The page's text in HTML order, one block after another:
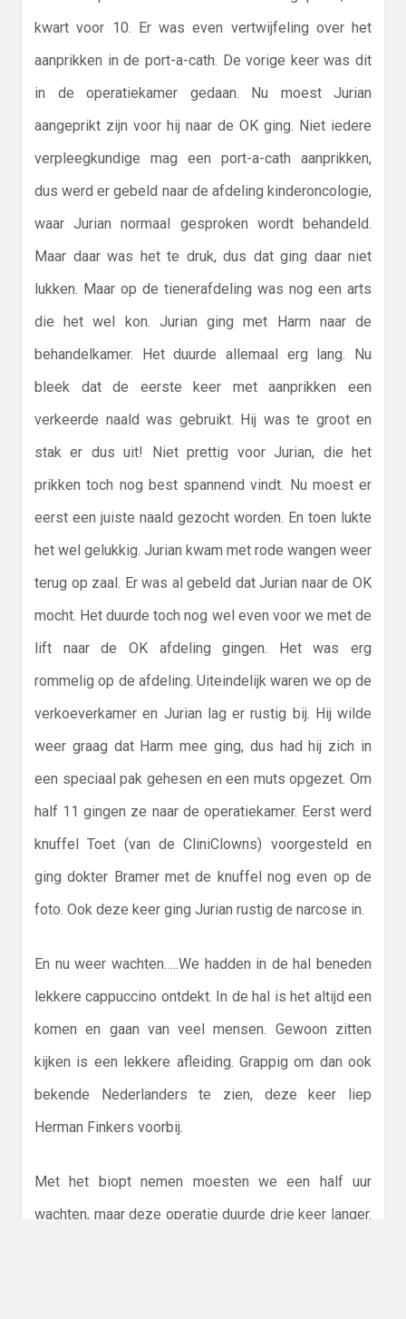
kwart voor 10. Er was even vertwijfeling over het
aanprikken in de port-a-cath. De vorige keer was dit
in de operatiekamer gedaan. Nu moest Jurian
aangeprikt zijn voor hij naar de OK ging. Niet iedere
verpleegkundige mag een port-a-cath aanprikken,
dus werd er gebeld naar de afdeling kinderoncologie,
waar Jurian normaal gesproken wordt behandeld.
Maar daar was het te druk, dus dat ging daar niet
lukken. Maar op de tienerafdeling was nog een arts
die het wel kon. Jurian ging met Harm naar de
behandelkamer. Het duurde allemaal erg lang. Nu
bleek dat de eerste keer met aanprikken een
verkeerde naald was gebruikt. Hij was te groot en
stak er dus uit! Niet prettig voor Jurian, die het
prikken toch nog best spannend vindt. Nu moest er
eerst een juiste naald gezocht worden. En toen lukte
het wel gelukkig. Jurian kwam met rode wangen weer
terug op zaal. Er was al gebeld dat Jurian naar de OK
mocht. Het duurde toch nog wel even voor we met de
lift naar de OK afdeling gingen. Het was erg
rommelig op de afdeling. Uiteindelijk waren we op de
verkoeverkamer en Jurian lag er rustig bij. Hij wilde
weer graag dat Harm mee ging, dus had hij zich in
een speciaal pak gehesen en een muts opgezet. Om
half 11 gingen ze naar de operatiekamer. Eerst werd
knuffel Toet (van de CliniClowns) voorgesteld en
ging dokter Bramer met de knuffel nog even op de
foto. Ook deze keer ging Jurian rustig de narcose in.
En nu weer wachten…..We hadden in de hal beneden
lekkere cappuccino ontdekt. In de hal is het altijd een
komen en gaan van veel mensen. Gewoon zitten
kijken is een lekkere afleiding. Grappig om dan ook
bekende Nederlanders te zien, deze keer liep
Herman Finkers voorbij.
Met het biopt nemen moesten we een half uur
wachten, maar deze operatie duurde drie keer langer.